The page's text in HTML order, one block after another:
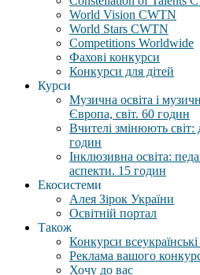
World Vision CWTN
World Stars CWTN
Competitions Worldwide
Фахові конкурси
Конкурси для дітей
Курси
Музична освіта і
Європа, світ. 60 годин
Вчителі змінюють світ:
годин
Інклюзивна освіта:
аспекти. 15 годин
Екосистеми
Алея Зірок України
Освітній портал
Також
Конкурси
Реклама вашого
Хочу до вас